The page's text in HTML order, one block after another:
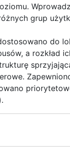
grup
do
a rozkład